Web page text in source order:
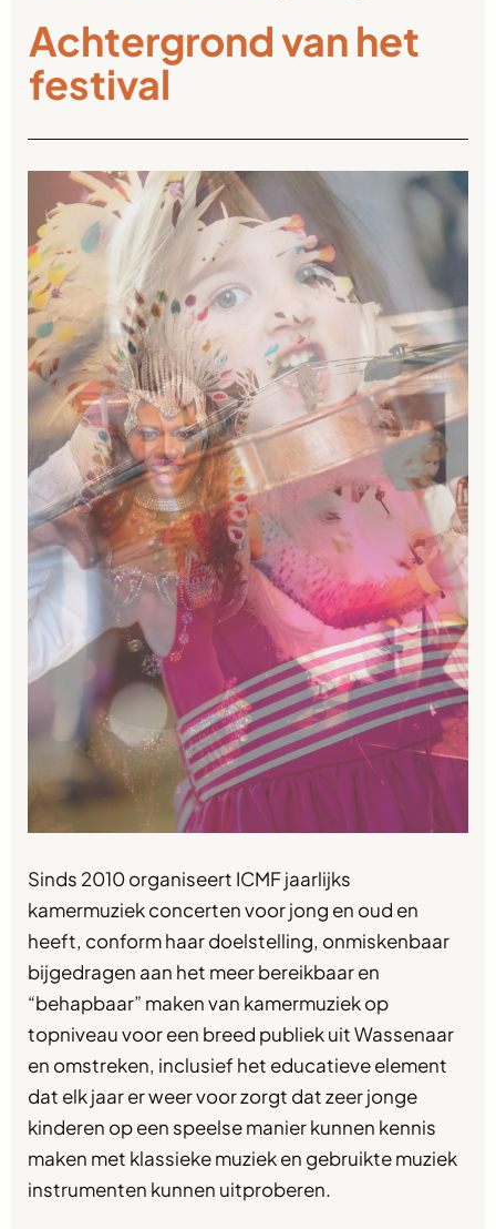
Achtergrond van het
festival
Sinds 2010 organiseert ICMF jaarlijks
kamermuziek concerten voor jong en oud en
heeft, conform haar doelstelling, onmiskenbaar
bijgedragen aan het meer bereikbaar en
“behapbaar” maken van kamermuziek op
topniveau voor een breed publiek uit Wassenaar
en omstreken, inclusief het educatieve element
dat elk jaar er weer voor zorgt dat zeer jonge
kinderen op een speelse manier kunnen kennis
maken met klassieke muziek en gebruikte muziek
instrumenten kunnen uitproberen.